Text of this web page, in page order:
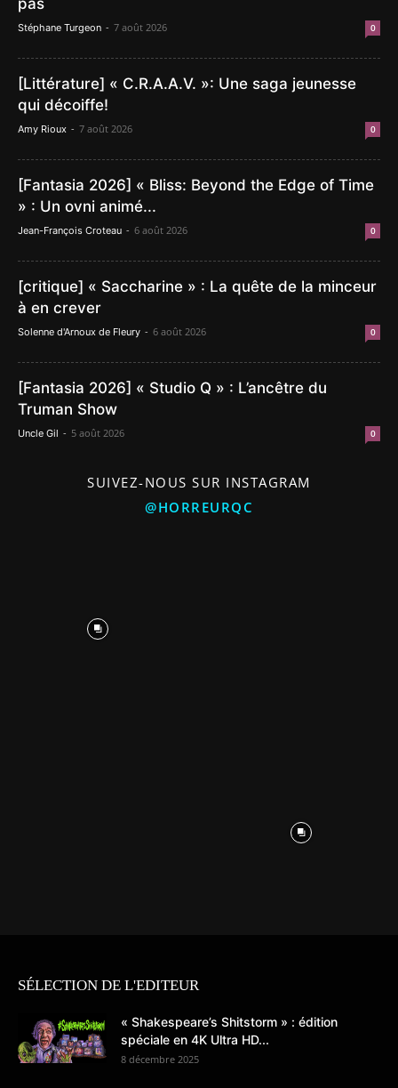
Stéphane Turgeon - 7 août 2026 0
[Littérature] « C.R.A.A.V. »: Une saga jeunesse
qui décoiffe!
Amy Rioux - 7 août 2026 0
[Fantasia 2026] « Bliss: Beyond the Edge of Time
» : Un ovni animé...
Jean-François Croteau - 6 août 2026 0
[critique] « Saccharine » : La quête de la minceur
à en crever
Solenne d'Arnoux de Fleury - 6 août 2026 0
[Fantasia 2026] « Studio Q » : L’ancêtre du
Truman Show
Uncle Gil - 5 août 2026 0
SUIVEZ-NOUS SUR INSTAGRAM
@HORREURQC
SÉLECTION DE L'EDITEUR
« Shakespeare’s Shitstorm » : édition
spéciale en 4K Ultra HD...
8 décembre 2025